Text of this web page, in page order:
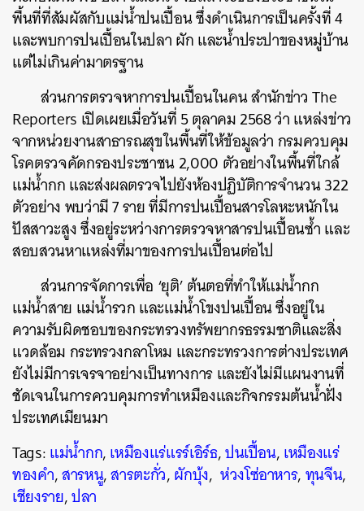
พื้นที่ที่สัมผัสกับแม่น้ำปนเปื้อน ซึ่งดำเนินการเป็นครั้งที่ 4
และพบการปนเปื้อนในปลา ผัก และน้ำประปาของหมู่บ้าน
แต่ไม่เกินค่ามาตรฐาน
ส่วนการตรวจหาการปนเปื้อนในคน สำนักข่าว The
Reporters เปิดเผยเมื่อวันที่ 5 ตุลาคม 2568 ว่า แหล่งข่าว
จากหน่วยงานสาธารณสุขในพื้นที่ให้ข้อมูลว่า กรมควบคุม
โรคตรวจคัดกรองประชาชน 2,000 ตัวอย่างในพื้นที่ใกล้
แม่น้ำกก และส่งผลตรวจไปยังห้องปฏิบัติการจำนวน 322
ตัวอย่าง พบว่ามี 7 ราย ที่มีการปนเปื้อนสารโลหะหนักใน
ปัสสาวะสูง ซึ่งอยู่ระหว่างการตรวจหาสารปนเปื้อนซ้ำ และ
สอบสวนหาแหล่งที่มาของการปนเปื้อนต่อไป
ส่วนการจัดการเพื่อ ‘ยุติ’ ต้นตอที่ทำให้แม่น้ำกก
แม่น้ำสาย แม่น้ำรวก และแม่น้ำโขงปนเปื้อน ซึ่งอยู่ใน
ความรับผิดชอบของกระทรวงทรัพยากรธรรมชาติและสิ่ง
แวดล้อม กระทรวงกลาโหม และกระทรวงการต่างประเทศ
ยังไม่มีการเจรจาอย่างเป็นทางการ และยังไม่มีแผนงานที่
ชัดเจนในการควบคุมการทำเหมืองและกิจกรรมต้นน้ำฝั่ง
ประเทศเมียนมา
Tags:แม่น้ำกก,เหมืองแร่แรร์เอิร์ธ,ปนเปื้อน,เหมืองแร่
ทองคำ,สารหนู,สารตะกั่ว,ผักบุ้ง, ​ ห่วงโซ่อาหาร,ทุนจีน,
เชียงราย,ปลา